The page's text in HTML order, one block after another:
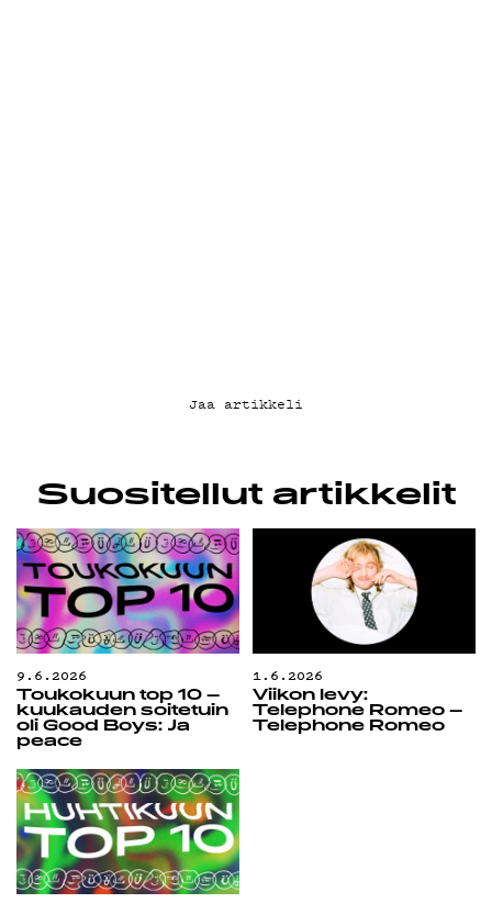
Jaa artikkeli
Suositellut artikkelit
9.6.2026
Toukokuun top 10 –
kuukauden soitetuin
oli Good Boys: Ja
peace
1.6.2026
Viikon levy:
Telephone Romeo –
Telephone Romeo